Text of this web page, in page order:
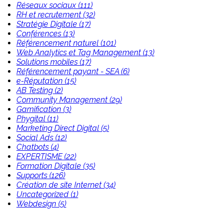
Réseaux sociaux (111)
RH et recrutement (32)
Stratégie Digitale (17)
Conférences (13)
Référencement naturel (101)
Web Analytics et Tag Management (13)
Solutions mobiles (17)
Référencement payant - SEA (6)
e-Réputation (15)
AB Testing (2)
Community Management (29)
Gamification (3)
Phygital (11)
Marketing Direct Digital (5)
Social Ads (12)
Chatbots (4)
EXPERTISME (22)
Formation Digitale (35)
Supports (126)
Création de site Internet (34)
Uncategorized (1)
Webdesign (5)